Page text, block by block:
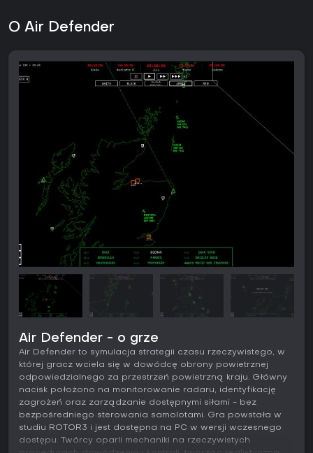
O Air Defender
Air Defender - o grze
Air Defender to symulacja strategii czasu rzeczywistego, w
której gracz wciela się w dowódcę obrony powietrznej
odpowiedzialnego za przestrzeń powietrzną kraju. Główny
nacisk położono na monitorowanie radaru, identyfikację
zagrożeń oraz zarządzanie dostępnymi siłami - bez
bezpośredniego sterowania samolotami. Gra powstała w
studiu ROTOR3 i jest dostępna na PC w wersji wczesnego
dostępu. Twórcy oparli mechaniki na rzeczywistych